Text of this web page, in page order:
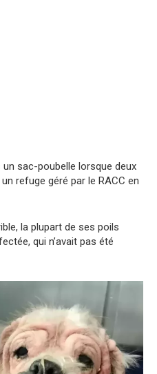
sac-poubelle lorsque deux
refuge géré par le RACC en
la plupart de ses poils
qui n’avait pas été